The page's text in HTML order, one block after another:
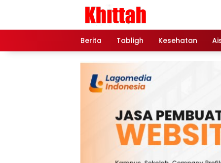
Berita
Tabligh Kesehatan